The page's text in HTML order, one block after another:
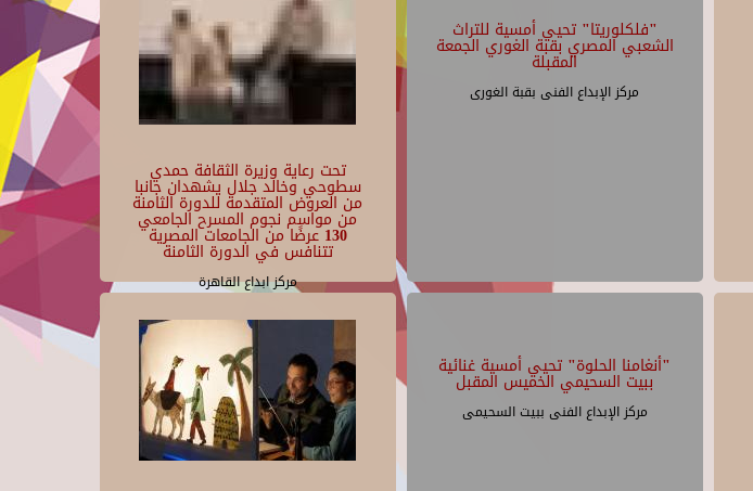
مركز الإبداع الفنى بقبة الغورى
تحت رعاية وزيرة الثقافة حمدي
سطوحي وخالد جلال يشهدان جانبا
من العروض المتقدمة للدورة الثامنة
من مواسم نجوم المسرح الجامعي
130 عرضًا من الجامعات المصرية
تتنافس في الدورة الثامنة
مركز ابداع القاهرة
"فلكلوريتا" تحيي أمسية للتراث
الشعبي المصري بقبة الغوري الجمعة
المقبلة
مركز الإبداع الفنى بقبة الغورى
"أنغامنا الحلوة" تحيي أمسية غنائية
ببيت السحيمي الخميس المقبل
مركز الإبداع الفنى ببيت السحيمى